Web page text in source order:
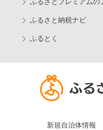
ふるさとプレミアムの
ふるさと納税ナビ
ふるとく
新規自治体情報